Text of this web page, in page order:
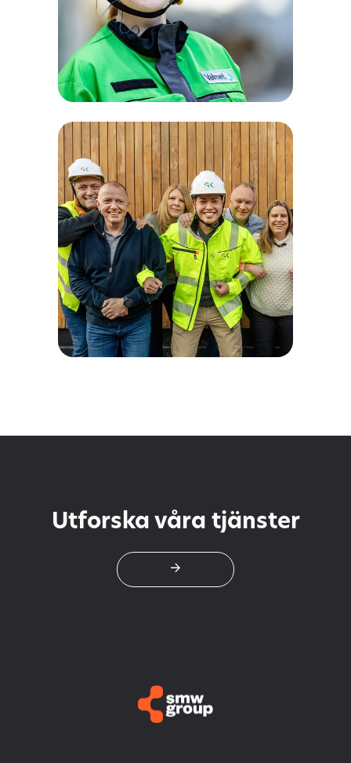
Valmet - formar
framtiden.
Intensiv rekryteringskampanj
på tio veckor riktat mot
ingenjörer.
Utforska våra tjänster
->